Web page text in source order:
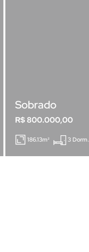
Sobrado
R$ 800.000,00
186.13m² 3 Dorm.